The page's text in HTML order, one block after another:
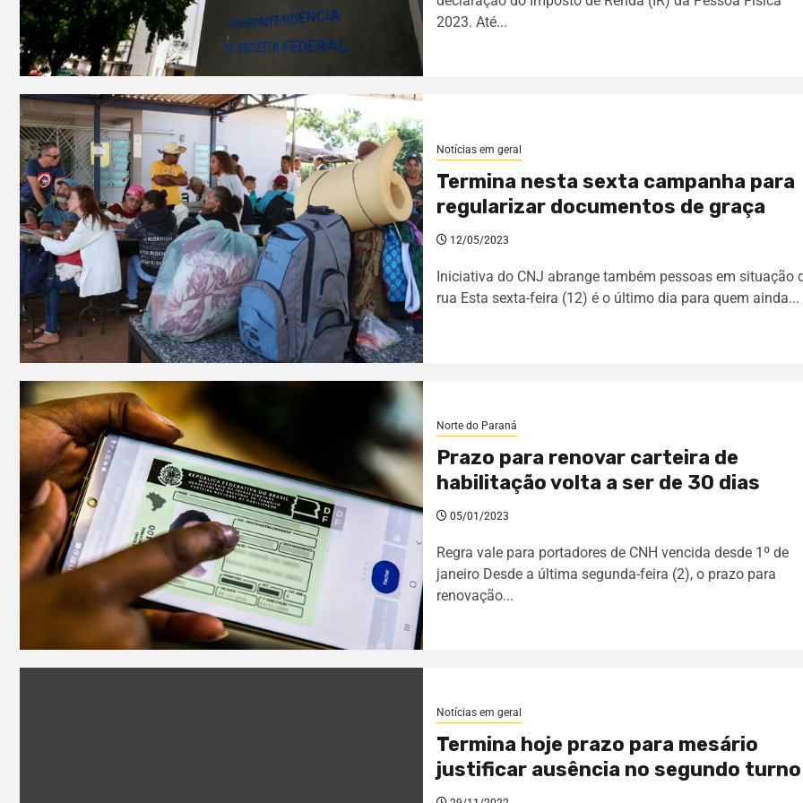
2023. Até...
Notícias em geral
Termina nesta sexta campanha para
regularizar documentos de graça
12/05/2023
Iniciativa do CNJ abrange também pessoas em situação
rua Esta sexta-feira (12) é o último dia para quem ainda...
Norte do Paraná
Prazo para renovar carteira de
habilitação volta a ser de 30 dias
05/01/2023
Regra vale para portadores de CNH vencida desde 1º de
janeiro Desde a última segunda-feira (2), o prazo para
renovação...
Notícias em geral
Termina hoje prazo para mesário
justificar ausência no segundo turno